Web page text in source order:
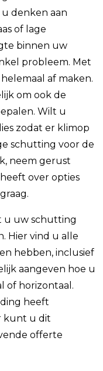
denken aan
of lage
binnen uw
probleem. Met
af maken.
om ook de
Wilt u
zodat er klimop
schutting voor de
neem gerust
over opties
u uw schutting
Hier vind u alle
hebben, inclusief
aangeven hoe u
of horizontaal.
heeft
kunt u dit
offerte